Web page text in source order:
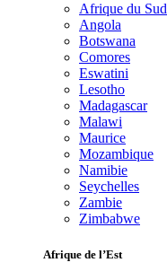
Afrique du Sud
Angola
Botswana
Comores
Eswatini
Lesotho
Madagascar
Malawi
Maurice
Mozambique
Namibie
Seychelles
Zambie
Zimbabwe
Afrique de l’Est